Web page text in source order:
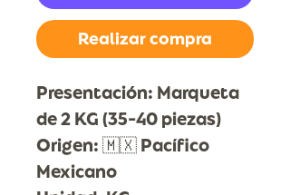
Realizar compra
Presentación: Marqueta
de 2 KG (35-40 piezas)
Origen: 🇲🇽 Pacífico
Mexicano